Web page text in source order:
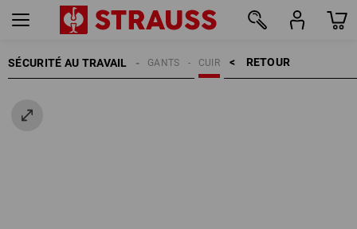
SÉCURITÉ AU TRAVAIL RETOUR    >
CUIR
GANTS